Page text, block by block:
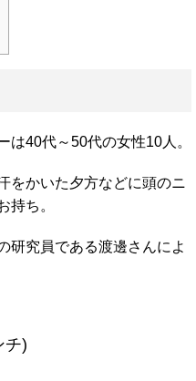
は40代～50代の女性10人。
をかいた夕方などに頭のニ
持ち。
研究員である渡邊さんによ
チ)